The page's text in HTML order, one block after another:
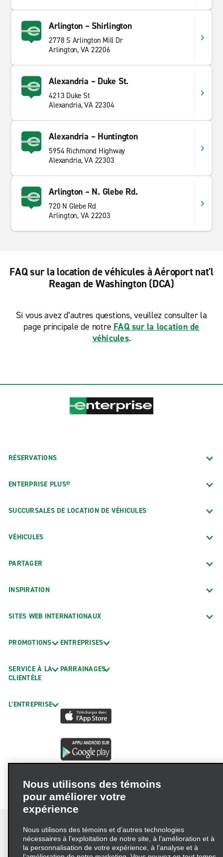
Arlington – Shirlington
2778 S Arlington Mill Dr
Arlington, VA 22206
Alexandria – Duke St.
4213 Duke St
Alexandria, VA 22304
Alexandria – Huntington
5954 Richmond Highway
Alexandria, VA 22303
Arlington – N. Glebe Rd.
720 N Glebe Rd
Arlington, VA 22203
FAQ sur la location de véhicules à Aéroport nat'l
Reagan de Washington (DCA)
Si vous avez d’autres questions, veuillez consulter la
page principale de notre FAQ sur la location de
véhicules.
RÉSERVATIONS
ENTERPRISE PLUS®
SUCCURSALES DE LOCATION DE VÉHICULES
VÉHICULES
PARTAGER
INSPIRATION
SITES WEB INTERNATIONAUX
PROMOTIONS
SERVICE À LA
CLIENTÈLE
L’ENTREPRISE
ENTREPRISES
PARRAINAGES
Nous utilisons des témoins
pour améliorer votre
expérience
Nous utilisons des témoins et d’autres technologies
nécessaires à l’exploitation de notre site, à l’amélioration et à
la personnalisation de votre expérience, à l’analyse et à